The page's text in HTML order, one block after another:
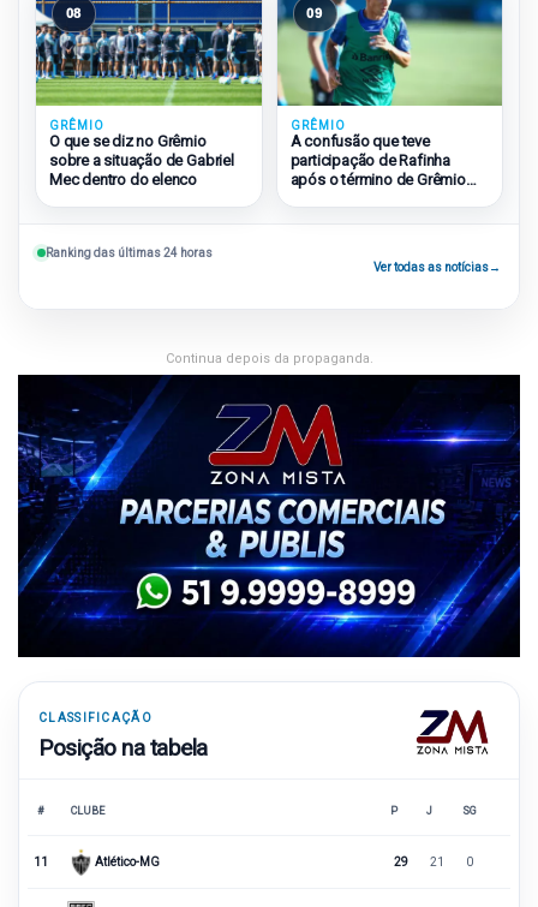
08
GRÊMIO
O que se diz no Grêmio
sobre a situação de Gabriel
Mec dentro do elenco
09
GRÊMIO
A confusão que teve
participação de Rafinha
após o término de Grêmio
Ranking das últimas 24 horas
Ver todas as notícias→
Continua depois da propaganda.
CLASSIFICAÇÃO
Posição na tabela
# CLUBE P J SG
11 Atlético-MG 29 21 0